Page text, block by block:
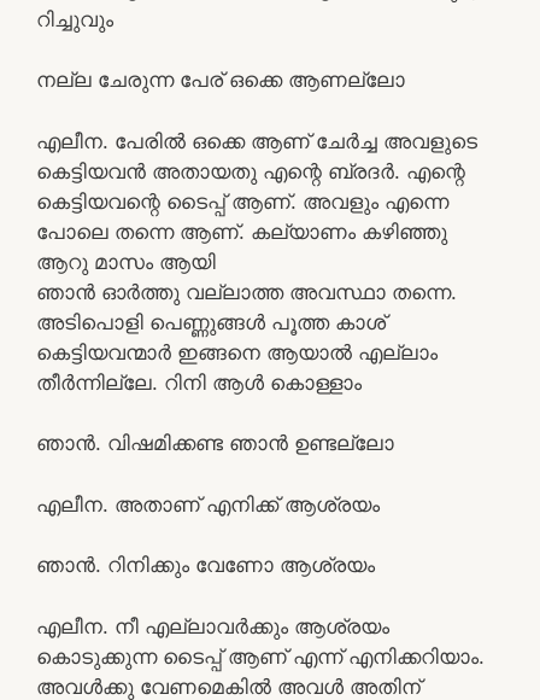
റിച്ചുവും
നല്ല ചേരുന്ന പേര് ഒക്കെ ആണല്ലോ
എലീന. പേരിൽ ഒക്കെ ആണ് ചേർച്ച അവളുടെ
കെട്ടിയവൻ അതായതു എന്റെ ബ്രദർ. എന്റെ
കെട്ടിയവന്റെ ടൈപ്പ് ആണ്. അവളും എന്നെ
പോലെ തന്നെ ആണ്. കല്യാണം കഴിഞ്ഞു
ആറു മാസം ആയി
ഞാൻ ഓർത്തു വല്ലാത്ത അവസ്ഥാ തന്നെ.
അടിപൊളി പെണ്ണുങ്ങൾ പൂത്ത കാശ്
കെട്ടിയവന്മാർ ഇങ്ങനെ ആയാൽ എല്ലാം
തീർന്നില്ലേ. റിനി ആൾ കൊള്ളാം
ഞാൻ. വിഷമിക്കണ്ട ഞാൻ ഉണ്ടല്ലോ
എലീന. അതാണ് എനിക്ക് ആശ്രയം
ഞാൻ. റിനിക്കും വേണോ ആശ്രയം
എലീന. നീ എല്ലാവർക്കും ആശ്രയം
കൊടുക്കുന്ന ടൈപ്പ് ആണ് എന്ന് എനിക്കറിയാം.
അവൾക്കു വേണമെകിൽ അവൾ അതിന്